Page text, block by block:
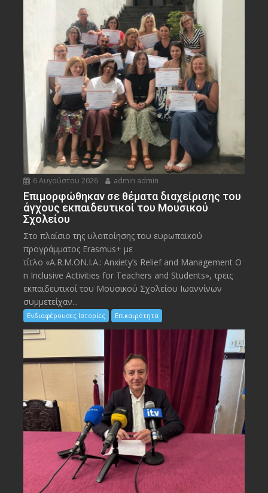
6 Αυγούστου 2026 admin admin
Eπιμορφώθηκαν σε θέματα διαχείρισης του
άγχους εκπαιδευτικοί του Μουσικού
Σχολείου
Στο πλαίσιο της υλοποίησης του ευρωπαϊκού
προγράμματος Erasmus+ με
τίτλο «A.R.M.ON.I.A.: Anxiety’s Relief and Management O
n Inclusive Activities for Teachers and Students», τρεις
εκπαιδευτικοί του Μουσικού Σχολείου Ιωαννίνων
συμμετείχαν...
Ενδιαφέρουσες Ιστορίες Επικαιρότητα